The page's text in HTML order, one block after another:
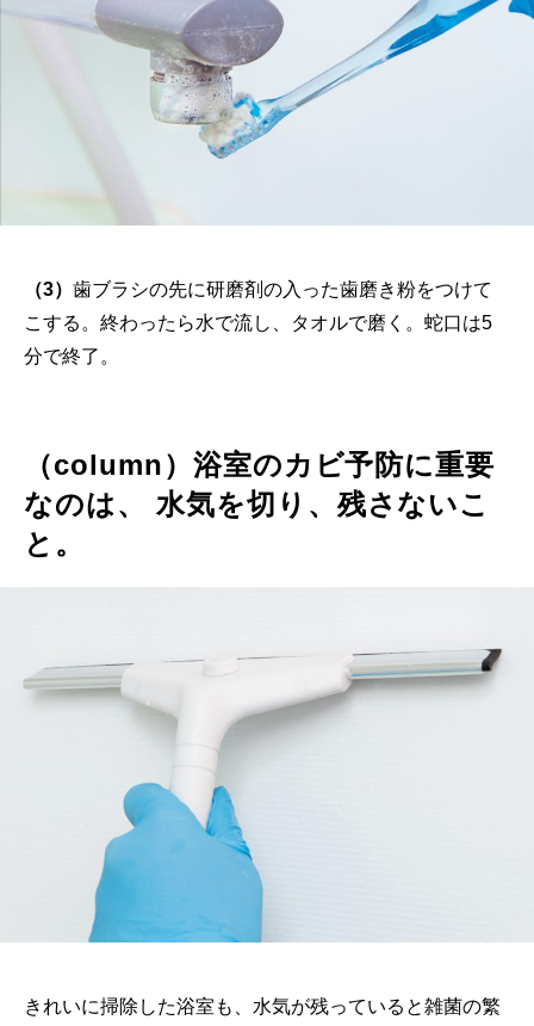
（3） 歯ブラシの先に研磨剤の入った歯磨き粉をつけて
こする。終わったら水で流し、タオルで磨く。蛇口は5
分で終了。
（column）浴室のカビ予防に重要
なのは、 水気を切り、残さないこ
と。
きれいに掃除した浴室も、水気が残っていると雑菌の繁